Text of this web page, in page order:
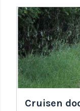
Cruisen